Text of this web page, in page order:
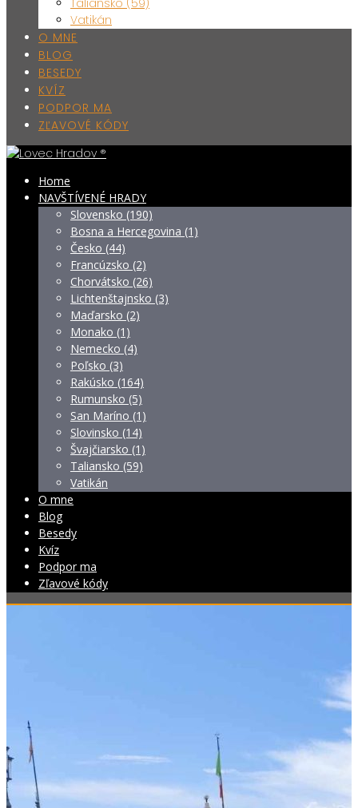
Taliansko (59)
Vatikán
O MNE
BLOG
BESEDY
KVÍZ
PODPOR MA
ZĽAVOVÉ KÓDY
Home
NAVŠTÍVENÉ HRADY
Slovensko (190)
Bosna a Hercegovina (1)
Česko (44)
Francúzsko (2)
Chorvátsko (26)
Lichtenštajnsko (3)
Maďarsko (2)
Monako (1)
Nemecko (4)
Poľsko (3)
Rakúsko (164)
Rumunsko (5)
San Maríno (1)
Slovinsko (14)
Švajčiarsko (1)
Taliansko (59)
Vatikán
O mne
Blog
Besedy
Kvíz
Podpor ma
Zľavové kódy